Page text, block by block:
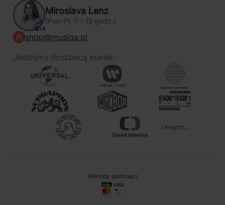
Miroslava Lenz
(Pon-Pt, 7 - 15 godz.)
shop@musiqa.pl
Jesteśmy dostawcą marek:
i innych...
Metody płatności